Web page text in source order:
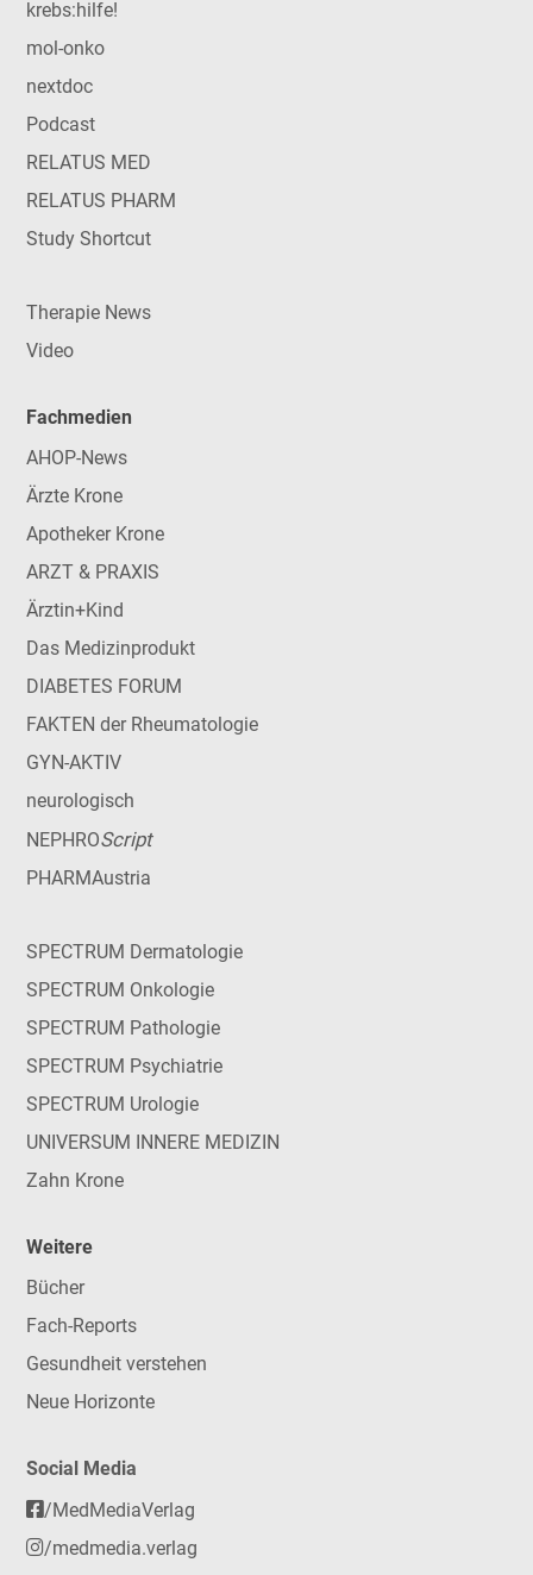
krebs:hilfe!
mol-onko
nextdoc
Podcast
RELATUS MED
RELATUS PHARM
Study Shortcut
Therapie News
Video
Fachmedien
AHOP-News
Ärzte Krone
Apotheker Krone
ARZT & PRAXIS
Ärztin+Kind
Das Medizinprodukt
DIABETES FORUM
FAKTEN der Rheumatologie
GYN-AKTIV
neurologisch
NEPHROScript
PHARMAustria
SPECTRUM Dermatologie
SPECTRUM Onkologie
SPECTRUM Pathologie
SPECTRUM Psychiatrie
SPECTRUM Urologie
UNIVERSUM INNERE MEDIZIN
Zahn Krone
Weitere
Bücher
Fach-Reports
Gesundheit verstehen
Neue Horizonte
Social Media
/MedMediaVerlag
/medmedia.verlag